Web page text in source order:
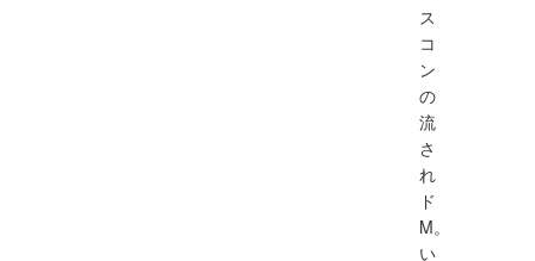
ス
コ
ン
の
流
さ
れ
ド
M。
い